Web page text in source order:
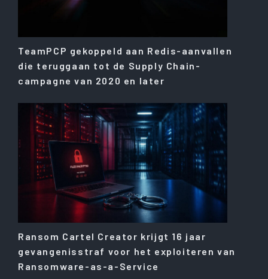
TeamPCP gekoppeld aan Redis-aanvallen
die teruggaan tot de Supply Chain-
campagne van 2020 en later
Ransom Cartel Creator krijgt 16 jaar
gevangenisstraf voor het exploiteren van
Ransomware-as-a-Service